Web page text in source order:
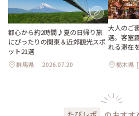
都心から約2時間♪夏の日帰り旅
にぴったりの関東＆近郊観光スポ
ット21選
群馬県 2026.07.20
大人のご
選。客室
れる滞在
栃木県